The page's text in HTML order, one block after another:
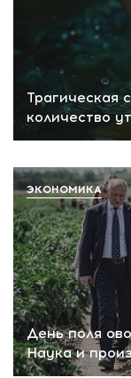
Трагическая
количество
День поля
Наука и
ЭКОНОМИКА